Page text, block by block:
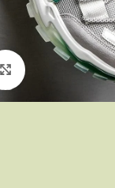
Click to enlarge